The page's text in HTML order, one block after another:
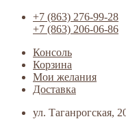
+7 (863) 276-99-28
+7 (863) 206-06-86
Консоль
Корзина
Мои желания
Доставка
ул. Таганрогская,